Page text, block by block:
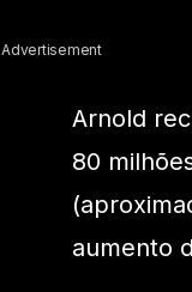
Advertisement
Arnold
80
aumento